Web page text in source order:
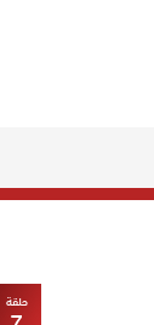
حلقة